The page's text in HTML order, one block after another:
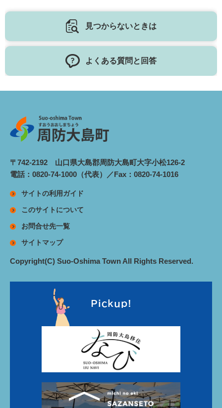
見つからないときは
よくある質問と回答
〒742-2192 山口県大島郡周防大島町大字小松126-2
電話：0820-74-1000（代表）／Fax：0820-74-1016
サイトの利用ガイド
このサイトについて
お問合せ先一覧
サイトマップ
Copyright(C) Suo-Oshima Town All Rights Reserved.